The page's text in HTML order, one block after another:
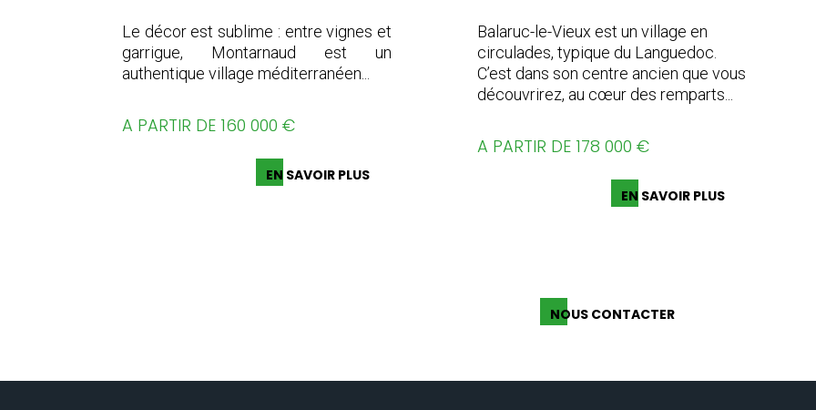
Le décor est sublime : entre vignes et
garrigue, Montarnaud est un
authentique village méditerranéen...
A PARTIR DE 160 000 €
EN SAVOIR PLUS
Balaruc-le-Vieux est un village en
circulades, typique du Languedoc.
C’est dans son centre ancien que vous
découvrirez, au cœur des remparts...
A PARTIR DE 178 000 €
EN SAVOIR PLUS
NOUS CONTACTER